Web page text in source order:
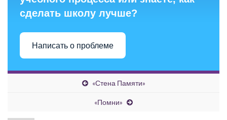
сделать школу лучше?
Написать о проблеме
«Стена Памяти»
«Помни»